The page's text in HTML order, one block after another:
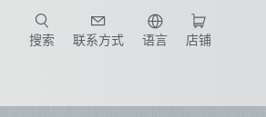
搜索 联系方式 语言 店铺